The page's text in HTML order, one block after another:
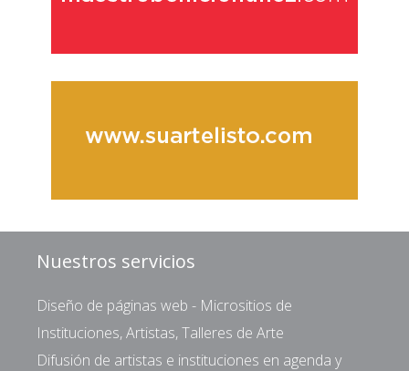
Nuestros servicios
Diseño de páginas web - Micrositios de
Instituciones, Artistas, Talleres de Arte
Difusión de artistas e instituciones en agenda y